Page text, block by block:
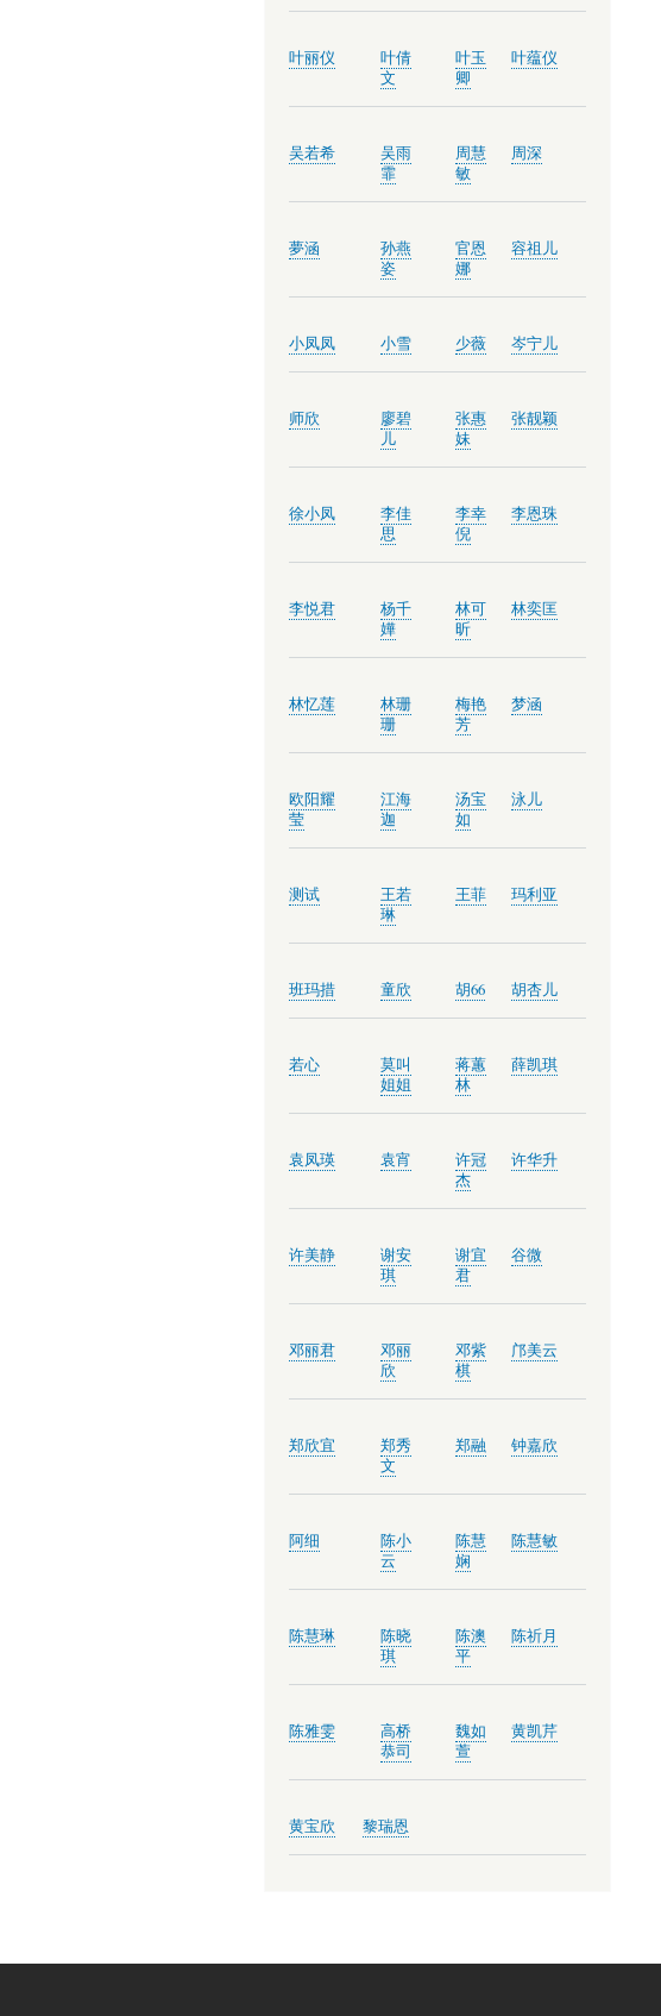
叶丽仪
叶倩
文
叶玉
卿
叶蕴仪
吴若希
吴雨
霏
周慧
敏
周深
夢涵
孙燕
姿
官恩
娜
容祖儿
小凤凤 小雪 少薇 岑宁儿
师欣
廖碧
儿
张惠
妹
张靓颖
徐小凤
李佳
思
李幸
倪
李恩珠
李悦君
杨千
嬅
林可
昕
林奕匡
林忆莲
林珊
珊
梅艳
芳
梦涵
欧阳耀
莹
江海
迦
汤宝
如
泳儿
测试
王若
琳
王菲 玛利亚
班玛措 童欣 胡66 胡杏儿
若心
莫叫
姐姐
蒋蕙
林
薛凯琪
袁凤瑛 袁宵
许冠
杰
许华升
许美静
谢安
琪
谢宜
君
谷微
邓丽君
邓丽
欣
邓紫
棋
邝美云
郑欣宜
郑秀
文
郑融 钟嘉欣
阿细
陈小
云
陈慧
娴
陈慧敏
陈慧琳
陈晓
琪
陈澳
平
陈祈月
陈雅雯
高桥
恭司
魏如
萱
黄凯芹
黄宝欣 黎瑞恩